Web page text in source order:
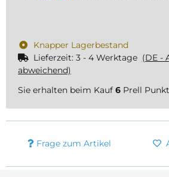
Knapper Lagerbestand
Lieferzeit: 3 - 4 Werktage (DE -
abweichend)
Sie erhalten beim Kauf 6 Prell
Frage zum Artikel